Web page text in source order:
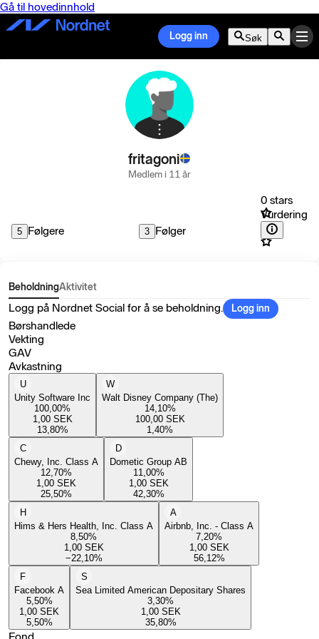
Gå til hovedinnhold
Logg inn Søk
fritagoni
Medlem i 11 år
5 Følgere 3 Følger
0 stars
Vurdering
BeholdningAktivitet
Logg på Nordnet Social for å se beholdning. Logg inn
Børshandlede
Vekting
GAV
Avkastning
U
Unity Software Inc
100,00%
1,00 SEK
13,80%
W
Walt Disney Company (The)
14,10%
100,00 SEK
1,40%
C
Chewy, Inc. Class A
12,70%
1,00 SEK
25,50%
D
Dometic Group AB
11,00%
1,00 SEK
42,30%
H
Hims & Hers Health, Inc. Class A
8,50%
1,00 SEK
−22,10%
A
Airbnb, Inc. - Class A
7,20%
1,00 SEK
56,12%
F
Facebook A
5,50%
1,00 SEK
5,50%
S
Sea Limited American Depositary Shares
3,30%
1,00 SEK
35,80%